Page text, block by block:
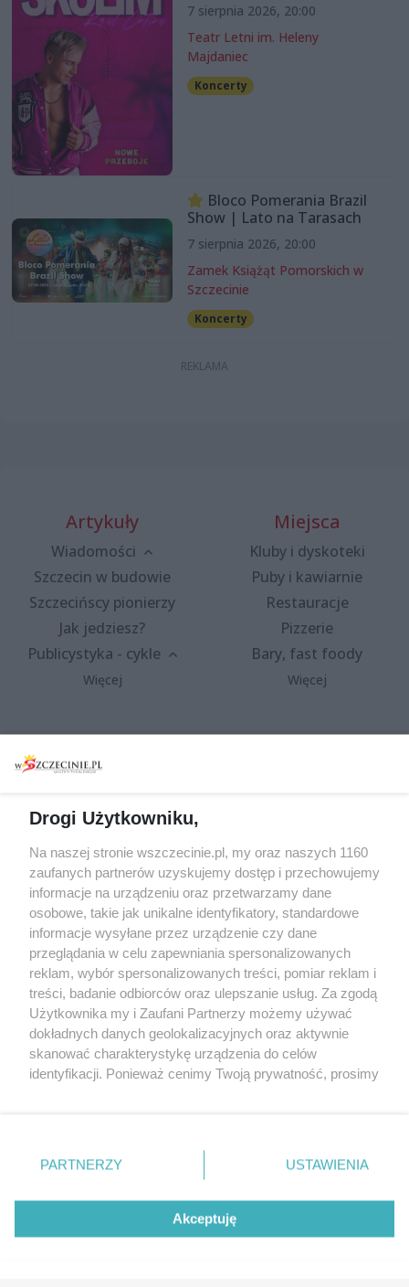
7 sierpnia 2026, 20:00
Teatr Letni im. Heleny
Majdaniec
Koncerty
Bloco Pomerania Brazil
Show | Lato na Tarasach
7 sierpnia 2026, 20:00
Zamek Książąt Pomorskich w
Szczecinie
Koncerty
Artykuły
Wiadomości
Szczecin w budowie
Szczecińscy pionierzy
Jak jedziesz?
Publicystyka - cykle
Więcej
Miejsca
Kluby i dyskoteki
Puby i kawiarnie
Restauracje
Pizzerie
Bary, fast foody
Więcej
Wydarzenia
Warsztaty
Jarmarki, festyny, pchle
targi
Wernisaże
Więcej
Reklama
Redakcja
Specjalny koncert z okazji
20. urodzin portalu
wSzczecinie.pl
Regulamin konkursów
śniadaniówka "Hej
Szczecin! Jest piątek!"
the:protocol
Drogi Użytkowniku,
Na naszej stronie wszczecinie.pl, my oraz naszych 1160
zaufanych partnerów uzyskujemy dostęp i przechowujemy
informacje na urządzeniu oraz przetwarzamy dane
osobowe, takie jak unikalne identyfikatory, standardowe
informacje wysyłane przez urządzenie czy dane
przeglądania w celu zapewniania spersonalizowanych
reklam, wybór spersonalizowanych treści, pomiar reklam i
treści, badanie odbiorców oraz ulepszanie usług. Za zgodą
Użytkownika my i Zaufani Partnerzy możemy używać
dokładnych danych geolokalizacyjnych oraz aktywnie
skanować charakterystykę urządzenia do celów
identyfikacji. Ponieważ cenimy Twoją prywatność, prosimy
prywatności znajdujący się w lewym dolnym rogu strony
. Niektóre rodzaje przetwarzania danych nie wymagają
takiemu przetwarzaniu. Preferencje będą miały
zastosowania tylko na tej witrynie.
PARTNERZY USTAWIENIA
Akceptuję